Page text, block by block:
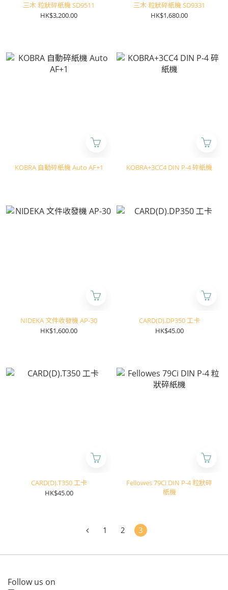
三木 粒狀碎紙機 SD9511
HK$3,200.00
三木 粒狀碎紙機 SD9331
HK$1,680.00
KOBRA 自動碎紙機 Auto AF+1 KOBRA+3CC4 DIN P-4 碎紙機
NIDEKA 文件收發機 AP-30
HK$1,600.00
CARD(D).DP350 工卡
HK$45.00
CARD(D).T350 工卡
HK$45.00
Fellowes 79Ci DIN P-4 粒狀碎
紙機
1 2 3
Follow us on